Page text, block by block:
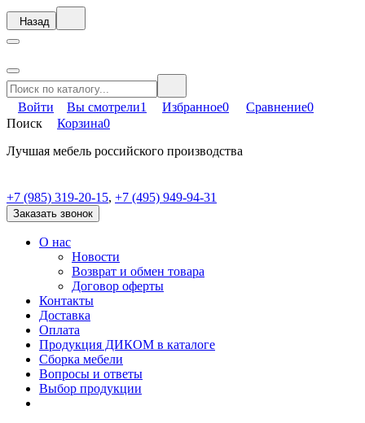
Назад
Войти Вы смотрели1 Избранное0 Сравнение0
Поиск
Корзина0
Лучшая мебель российского производства
+7 (985) 319-20-15, +7 (495) 949-94-31
Заказать звонок
О нас
Новости
Возврат и обмен товара
Договор оферты
Контакты
Доставка
Оплата
Продукция ДИКОМ в каталоге
Сборка мебели
Вопросы и ответы
Выбор продукции